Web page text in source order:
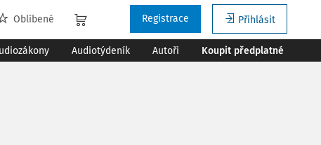
Oblíbené Přihlásit
Registrace
Audiotýdeník Autoři Koupit předplatné